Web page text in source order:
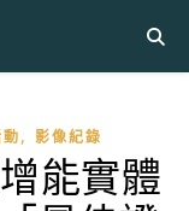
, 影像紀錄
能實體